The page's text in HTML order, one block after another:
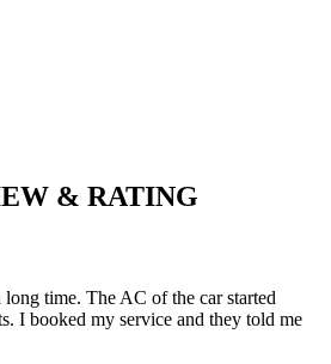
& RATING
time. The AC of the car started
I booked my service and they told me